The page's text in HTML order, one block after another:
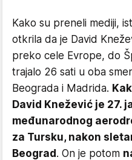
Kako su preneli mediji,
otkrila da je David
preko cele Evrope, do
trajalo 26 sati u oba
Beograda i Madrida.
David Knežević je 27.
međunarodnog
za Tursku, nakon
Beograd . On je potom